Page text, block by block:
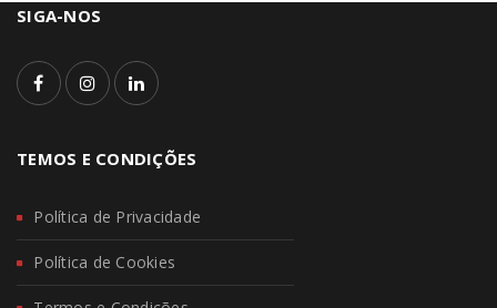
SIGA-NOS
TEMOS E CONDIÇÕES
Política de Privacidade
Política de Cookies